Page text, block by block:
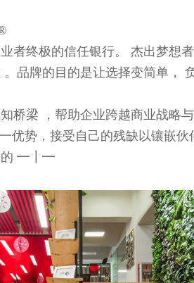
者终极的信任银行。 杰出梦想
品牌的目的是让选择变简单，
桥梁 ，帮助企业跨越商业战略
优势，接受自己的残缺以镶嵌
的 ━┃━